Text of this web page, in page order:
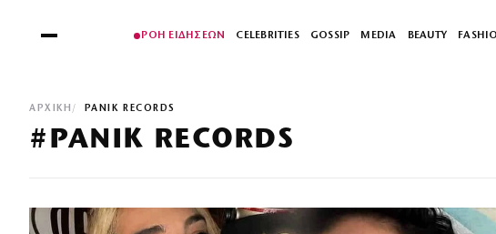
ΡΟΗ ΕΙΔΗΣΕΩΝ CELEBRITIES GOSSIP MEDIA BEAUTY
ΑΡΧΙΚΉ PANIK RECORDS
#PANIK RECORDS